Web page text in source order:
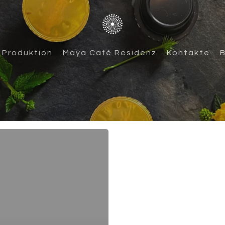
Produktion Maya Café Residenz Kontakte